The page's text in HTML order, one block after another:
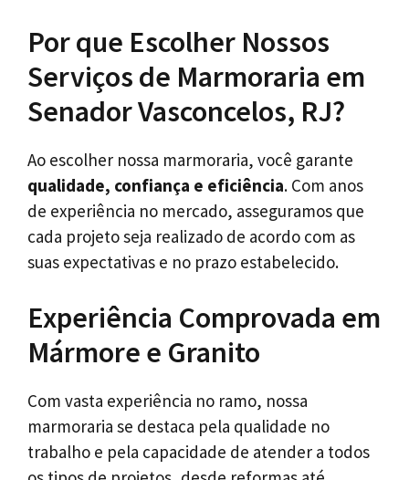
Por que Escolher Nossos
Serviços de Marmoraria em
Senador Vasconcelos, RJ?
Ao escolher nossa marmoraria, você garante
qualidade, confiança e eficiência. Com anos
de experiência no mercado, asseguramos que
cada projeto seja realizado de acordo com as
suas expectativas e no prazo estabelecido.
Experiência Comprovada em
Mármore e Granito
Com vasta experiência no ramo, nossa
marmoraria se destaca pela qualidade no
trabalho e pela capacidade de atender a todos